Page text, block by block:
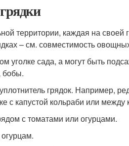
территории, каждая на своей
– см. совместимость
уголке сада, а могут быть
бобы.
грядок. Например,
с капустой кольраби или между
с томатами или огурцами.